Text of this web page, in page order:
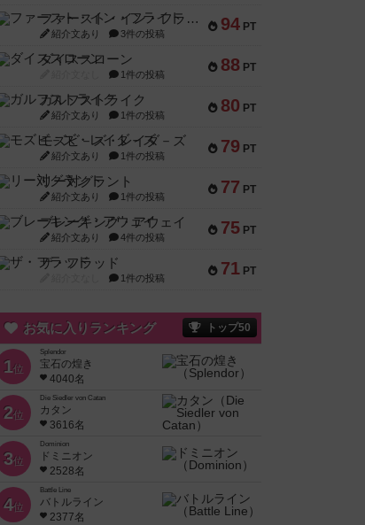
94 PT
ファースト・イン・フライト
紹介文あり 3件の投稿
88 PT
ダイススローン
1件の投稿
80 PT
ガルフストライク
紹介文あり 1件の投稿
79 PT
モズビ－ズ・レイダ－ズ
紹介文あり 1件の投稿
77 PT
リー対グラント
紹介文あり 1件の投稿
75 PT
ブレーキング・アウェイ
紹介文あり 4件の投稿
71 PT
ザ・フラッド
1件の投稿
お気に入りランキング トップ50
1位
Splendor
宝石の煌き
4040名
2位
Die Siedler von Catan
カタン
3616名
3位
Dominion
ドミニオン
2528名
4位
Battle Line
バトルライン
2377名